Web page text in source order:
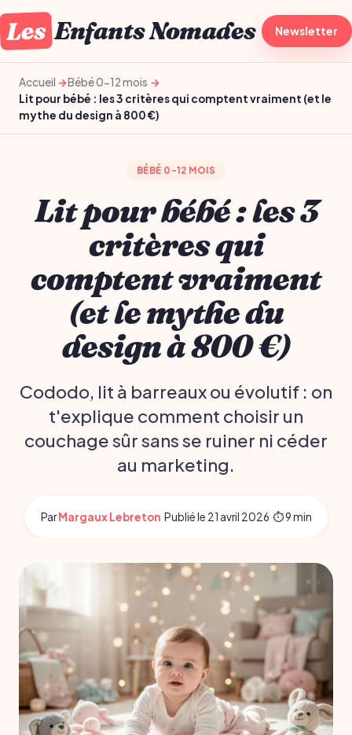
Les Enfants Nomades À la une
Newsletter
Accueil
Bébé 0-12 mois
Lit pour bébé : les 3 critères qui comptent vraiment (et le
mythe du design à 800 €)
BÉBÉ 0-12 MOIS
Lit pour bébé : les 3
critères qui
comptent vraiment
(et le mythe du
design à 800 €)
Cododo, lit à barreaux ou évolutif : on
t'explique comment choisir un
couchage sûr sans se ruiner ni céder
au marketing.
ParMargaux Lebreton·Publié le 21 avril 2026·⏱ 9 min